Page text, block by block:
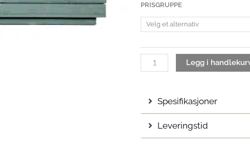
PRISGRUPPE
Legg i
Spesifikasjoner
Leveringstid